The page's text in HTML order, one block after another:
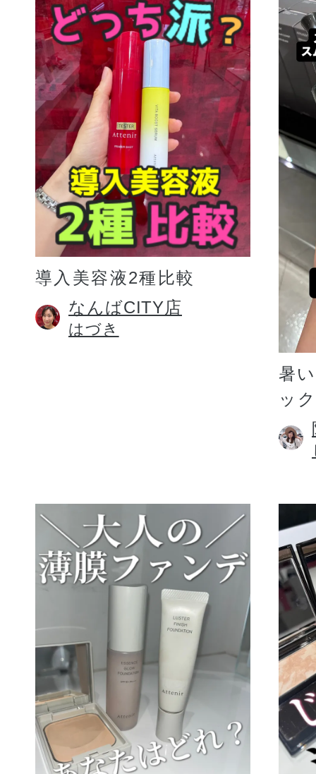
ドレスリフト
プリマモイスト
スキンクリア
クレンズオイル
スキンケア
メイクアップ
導入美容液2種比較
なんばCITY店
はづき
暑
ッ